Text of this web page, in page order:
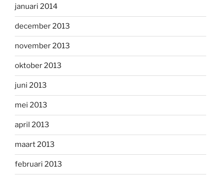
januari 2014
december 2013
november 2013
oktober 2013
juni 2013
mei 2013
april 2013
maart 2013
februari 2013